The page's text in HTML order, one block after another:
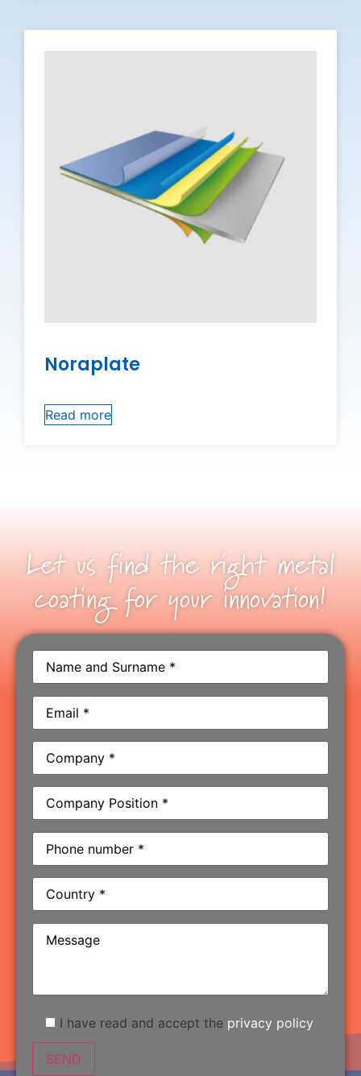
Noraplate
Read more
Let us find the right metal
coating for your innovation!
I have read and accept the privacy policy